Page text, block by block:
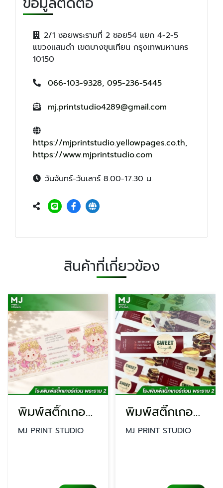
2/1 ซอยพระรามที่ 2 ซอย54 แยก 4-2-5
แขวงแสมดำ เขตบางขุนเทียน กรุงเทพมหานคร
10150
066-103-9328, 095-236-5445
mj.printstudio4289@gmail.com
https://mjprintstudio.yellowpages.co.th,
https://www.mjprintstudio.com
วันจันทร์-วันเสาร์ 8.00-17.30 น.
สินค้าที่เกี่ยวข้อง
พิมพ์สติ๊กเกอร์ PP ใสกันน้ำ
MJ PRINT STUDIO
พิมพ์สติ๊กเกอร์ติดกล่องอาหาร
MJ PRINT STUDIO